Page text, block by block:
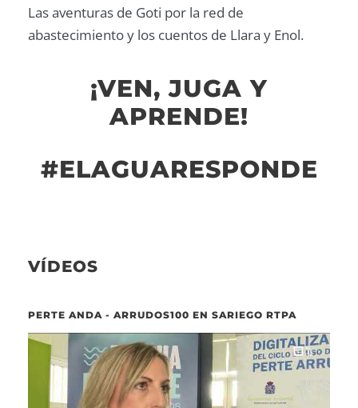
Las aventuras de Goti por la red de
abastecimiento y los cuentos de Llara y Enol.
¡VEN, JUGA Y
APRENDE!
#ELAGUARESPONDE
VÍDEOS
PERTE ANDA - ARRUDOS100 EN SARIEGO RTPA